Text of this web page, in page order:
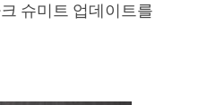
슈미트 업데이트를